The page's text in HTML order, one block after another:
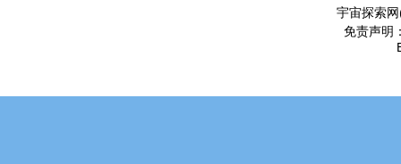
宇宙探索
免责声明